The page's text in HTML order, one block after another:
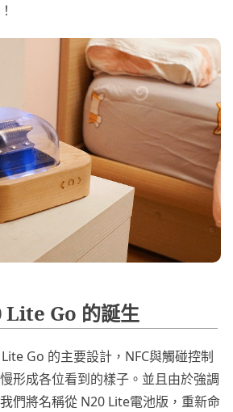
Lite Go 的誕生
Go 的主要設計，NFC與觸碰控制
形成各位看到的樣子。並且由於強調
們將名稱從 N20 Lite電池版，重新命